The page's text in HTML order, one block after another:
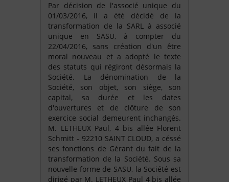
Par décision de l'associé unique du
01/03/2016, il a été décidé de la
transformation de la SARL à associé
unique en SASU, à compter du
22/04/2016, sans création d'un être
moral nouveau et a adopté le texte
des statuts qui régiront désormais la
Société. La dénomination de la
Société, son objet, son siège, son
capital, sa durée et les dates
d'ouvertures et de clôture de son
exercice social demeurent inchangés.
M. LETHEUX Paul, 4 bis allée Florent
Schmitt - 92210 SAINT CLOUD, a céssé
ses fonctions de Gérant du fait de la
transformation de la Société. Sous sa
nouvelle forme de SASU, la Société est
dirigé par M. LETHEUX Paul 4 bis allée